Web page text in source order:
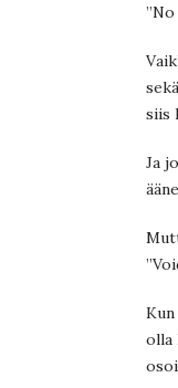
siis
Ja
olla